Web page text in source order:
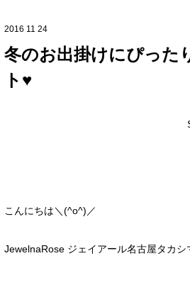
2016 11 24
冬のお出掛けにぴった
ト♥
こんにちは＼(^o^)／
JewelnaRose ジェイアール名古屋タカシ